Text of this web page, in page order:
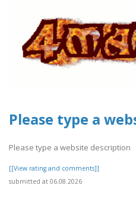
Please type a
Please type a website description
[[View rating and comments]]
submitted at 06.08.2026